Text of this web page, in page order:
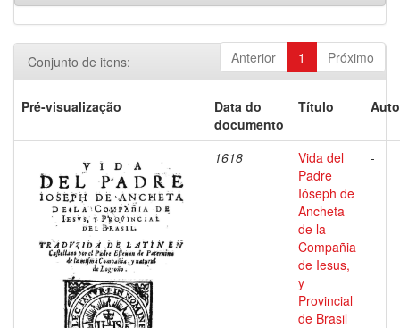
Anterior 1 Próximo
Conjunto de itens:
Pré-visualização
Data do
documento
Título
1618
Vida del
Padre
Ióseph de
Ancheta
de la
Compañia
de Iesus,
y
Provincial
de Brasil
-